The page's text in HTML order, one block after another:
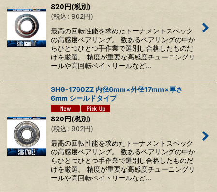
820円(税別)
(税込: 902円)
最高の回転性能を求めたトーナメントスペック
の高感度ベアリング。 数あるベアリングの中か
らひとつひとつ手作業で選別し合格したものだ
けを厳選。 精度が重要な高感度チューニングリ
ールや高回転ベイトリールなど…
SHG-1760ZZ 内径6mm×外径17mm×厚さ
6mm シールドタイプ
820円(税別)
(税込: 902円)
最高の回転性能を求めたトーナメントスペック
の高感度ベアリング。 数あるベアリングの中か
らひとつひとつ手作業で選別し合格したものだ
けを厳選。 精度が重要な高感度チューニングリ
ールや高回転ベイトリールなど…